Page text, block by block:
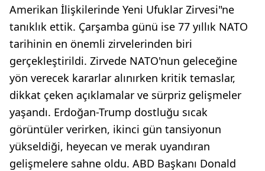
Amerikan İlişkilerinde Yeni Ufuklar Zirvesi"ne
tanıklık ettik. Çarşamba günü ise 77 yıllık NATO
tarihinin en önemli zirvelerinden biri
gerçekleştirildi. Zirvede NATO'nun geleceğine
yön verecek kararlar alınırken kritik temaslar,
dikkat çeken açıklamalar ve sürpriz gelişmeler
yaşandı. Erdoğan-Trump dostluğu sıcak
görüntüler verirken, ikinci gün tansiyonun
yükseldiği, heyecan ve merak uyandıran
gelişmelere sahne oldu. ABD Başkanı Donald